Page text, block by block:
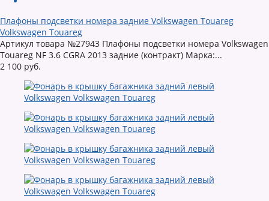
Плафоны подсветки номера задние Volkswagen Touareg
Volkswagen Touareg
Артикул товара №27943 Плафоны подсветки номера Volkswagen
Touareg NF 3.6 CGRA 2013 задние (контракт) Марка:...
2 100 руб.